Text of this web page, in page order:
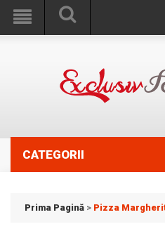
CATEGORII
Prima Pagină > Pizza